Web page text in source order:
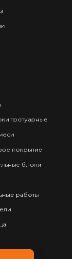
тротуарные
покрытие
блоки
работы